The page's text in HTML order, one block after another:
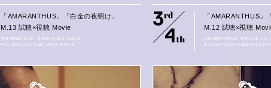
「AMARANTHUS」「白金の夜明け」
M.13 試聴×視聴 Movie
“AMARANTHUS” “HAKKIN NO YOAKE”
M.13 SHICHOU X SHICHOU MOVIE
「AMARANTHUS」
M.12 試聴×視聴
“AMARANTHUS” “HAKKIN NO
M.12 SHICHOU X SHICHOU